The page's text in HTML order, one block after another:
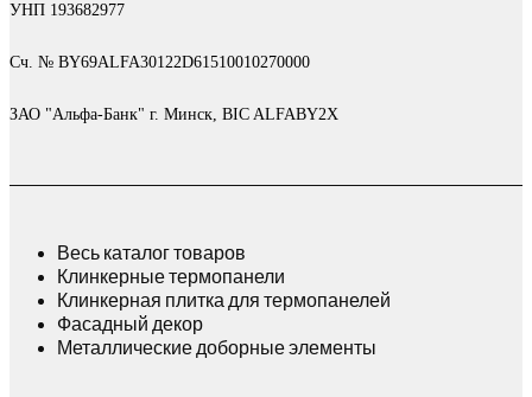
УНП 193682977
Сч. № BY69ALFA30122D61510010270000
ЗАО "Альфа-Банк" г. Минск, BIC ALFABY2X
Весь каталог товаров
Клинкерные термопанели
Клинкерная плитка для термопанелей
Фасадный декор
Металлические доборные элементы